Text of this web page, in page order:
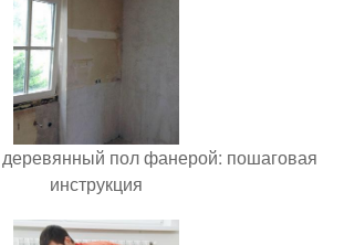
пол фанерой: пошаговая
инструкция